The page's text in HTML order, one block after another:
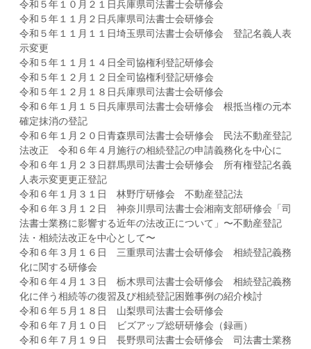
令和５年１０月２１日兵庫県司法書士会研修会
令和５年１１月２日兵庫県司法書士会研修会
令和５年１１月１１日埼玉県司法書士会研修会 登記名義人表
示変更
令和５年１１月１４日全司協権利登記研修会
令和５年１２月１２日全司協権利登記研修会
令和５年１２月１８日兵庫県司法書士会研修会
令和６年１月１５日兵庫県司法書士会研修会 根抵当権の元本
確定抹消の登記
令和６年１月２０日青森県司法書士会研修会 民法不動産登記
法改正 令和６年４月施行の相続登記の申請義務化を中心に
令和６年１月２３日群馬県司法書士会研修会 所有権登記名義
人表示変更更正登記
令和６年１月３１日 林野庁研修会 不動産登記法
令和６年３月１２日 神奈川県司法書士会湘南支部研修会「司
法書士業務に影響する近年の法改正について」〜不動産登記
法・相続法改正を中心として〜
令和６年３月１６日 三重県司法書士会研修会 相続登記義務
化に関する研修会
令和６年４月１３日 栃木県司法書士会研修会 相続登記義務
化に伴う相続等の復習及び相続登記困難事例の紹介検討
令和６年５月１８日 山梨県司法書士会研修会
令和６年７月１０日 ビズアップ総研研修会（録画）
令和６年７月１９日 長野県司法書士会研修会 司法書士業務